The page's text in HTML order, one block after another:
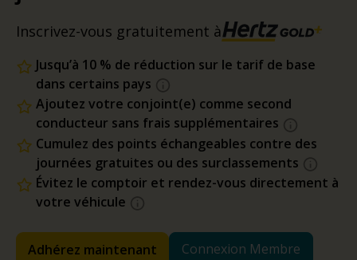
Inscrivez-vous gratuitement à
Jusqu’à 10 % de réduction sur le tarif de base
dans certains pays
Ajoutez votre conjoint(e) comme second
conducteur sans frais supplémentaires
Cumulez des points échangeables contre des
journées gratuites ou des surclassements
Évitez le comptoir et rendez-vous directement à
votre véhicule
Adhérez maintenant Connexion Membre